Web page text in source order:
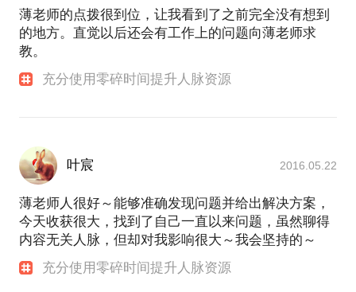
薄老师的点拨很到位，让我看到了之前完全没有想到
的地方。直觉以后还会有工作上的问题向薄老师求
教。
充分使用零碎时间提升人脉资源
叶宸 2016.05.22
薄老师人很好～能够准确发现问题并给出解决方案，
今天收获很大，找到了自己一直以来问题，虽然聊得
内容无关人脉，但却对我影响很大～我会坚持的～
充分使用零碎时间提升人脉资源